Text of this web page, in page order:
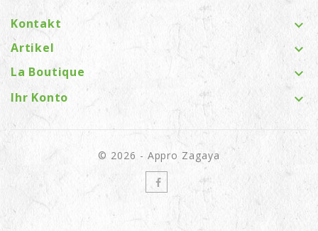
Kontakt 
Artikel 
La Boutique 
Ihr Konto 
© 2026 - Appro Zagaya